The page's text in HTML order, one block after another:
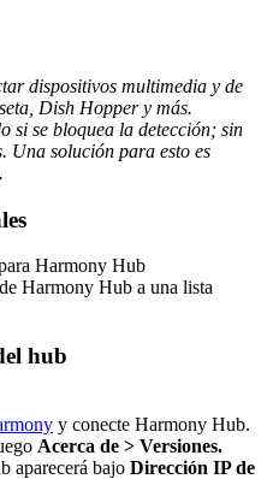
dispositivos multimedia y de
Dish Hopper y más.
si se bloquea la detección; sin
Una solución para esto es
Harmony Hub
Harmony Hub a una lista
hub
y conecte Harmony Hub.
Acerca de > Versiones.
aparecerá bajo Dirección IP de